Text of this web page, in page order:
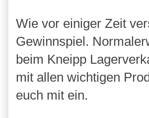
Wie vor einiger Zeit
Gewinnspiel.
beim Kneipp
mit allen wichtigen
euch mit ein.